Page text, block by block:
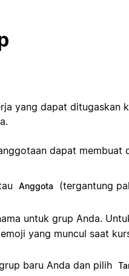
yang dapat ditugaskan
dapat membuat
Anggota (tergantung
untuk grup Anda.
yang muncul saat
baru Anda dan pilih